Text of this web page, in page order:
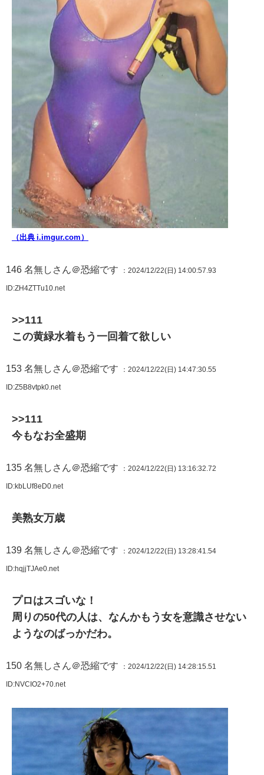
（出典 i.imgur.com）
146 名無しさん＠恐縮です ：2024/12/22(日) 14:00:57.93
ID:ZH4ZTTu10.net
>>111
この黄緑水着もう一回着て欲しい
153 名無しさん＠恐縮です ：2024/12/22(日) 14:47:30.55
ID:Z5B8vtpk0.net
>>111
今もなお全盛期
135 名無しさん＠恐縮です ：2024/12/22(日) 13:16:32.72
ID:kbLUf8eD0.net
美熟女万歳
139 名無しさん＠恐縮です ：2024/12/22(日) 13:28:41.54
ID:hqjjTJAe0.net
プロはスゴいな！
周りの50代の人は、なんかもう女を意識させない
ようなのばっかだわ。
150 名無しさん＠恐縮です ：2024/12/22(日) 14:28:15.51
ID:NVCIO2+70.net